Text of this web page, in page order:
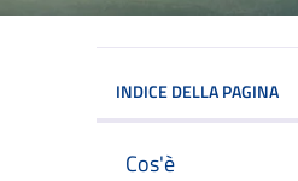
INDICE DELLA PAGINA
Cos'è